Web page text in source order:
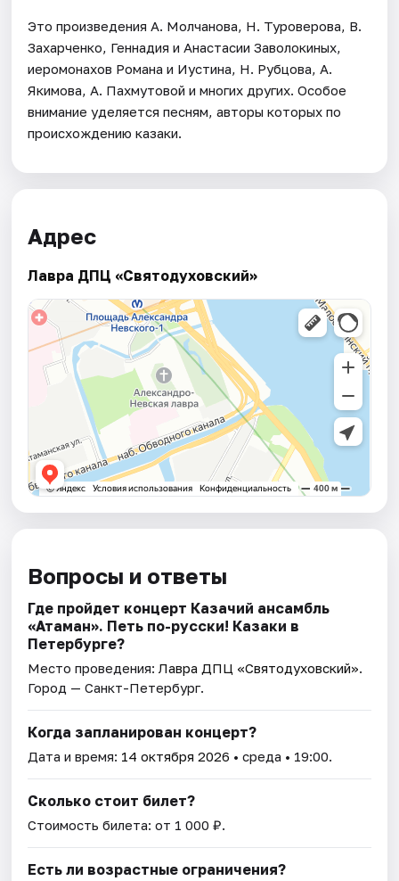
Это произведения А. Молчанова, Н. Туроверова, В.
Захарченко, Геннадия и Анастасии Заволокиных,
иеромонахов Романа и Иустина, Н. Рубцова, А.
Якимова, А. Пахмутовой и многих других. Особое
внимание уделяется песням, авторы которых по
происхождению казаки.
Адрес
Лавра ДПЦ «Святодуховский»
Вопросы и ответы
Где пройдет концерт Казачий ансамбль
«Атаман». Петь по-русски! Казаки в
Петербурге?
Место проведения:Лавра ДПЦ «Святодуховский».
Город — Санкт-Петербург.
Когда запланирован концерт?
Дата и время: 14 октября 2026 • среда • 19:00.
Сколько стоит билет?
Стоимость билета: от 1 000 ₽.
Есть ли возрастные ограничения?